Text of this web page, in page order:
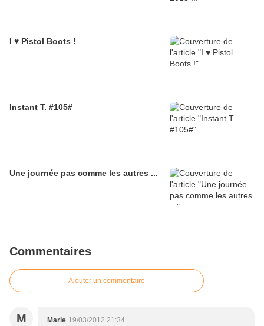
I ♥ Pistol Boots !
Instant T. #105#
Une journée pas comme les autres ...
Commentaires
Ajouter un commentaire
M Marie 19/03/2012 21:34